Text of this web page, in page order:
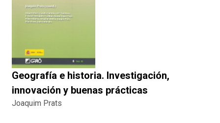
Geografía e historia. Investigación,
innovación y buenas prácticas
Joaquim Prats